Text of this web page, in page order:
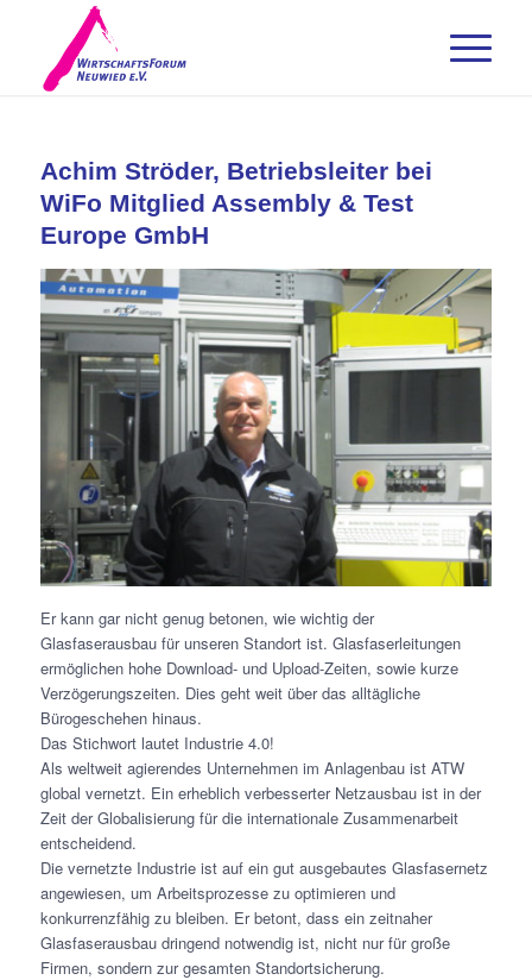
Achim Ströder, Betriebsleiter bei
WiFo Mitglied Assembly & Test
Europe GmbH
Er kann gar nicht genug betonen, wie wichtig der
Glasfaserausbau für unseren Standort ist. Glasfaserleitungen
ermöglichen hohe Download- und Upload-Zeiten, sowie kurze
Verzögerungszeiten. Dies geht weit über das alltägliche
Bürogeschehen hinaus.
Das Stichwort lautet Industrie 4.0!
Als weltweit agierendes Unternehmen im Anlagenbau ist ATW
global vernetzt. Ein erheblich verbesserter Netzausbau ist in der
Zeit der Globalisierung für die internationale Zusammenarbeit
entscheidend.
Die vernetzte Industrie ist auf ein gut ausgebautes Glasfasernetz
angewiesen, um Arbeitsprozesse zu optimieren und
konkurrenzfähig zu bleiben. Er betont, dass ein zeitnaher
Glasfaserausbau dringend notwendig ist, nicht nur für große
Firmen, sondern zur gesamten Standortsicherung.